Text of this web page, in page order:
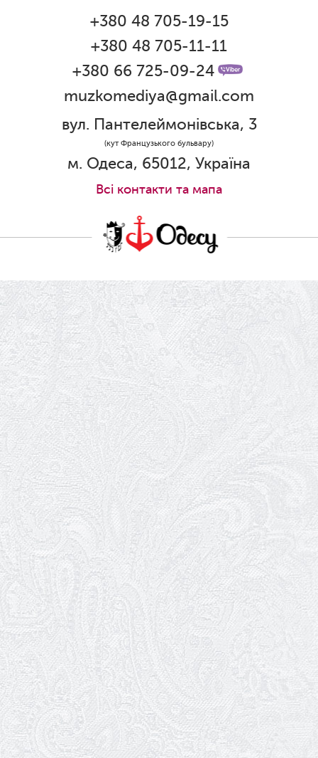
Дякуємо за свято!
Графік роботи каси 1 червня
Ювілей Олени Редько
Ювілей Станіслава Зайцева
18.05.2026
Шукаємо інженерів і техніків
17.05.2026
Ювілей Валентини Бородіної
13.05.2026
Конкурс на заміщення вакантних
посад
12.05.2026
Ювілей Світлани Коцюренко
10.05.2026
Онлайн-трансляція концерту «Хто
кого?»
09.05.2026
Ювілей Олександра Ланге
08.05.2026
Відновлення мюзиклу «Ханум»
06.05.2026
Вітаємо з прем'єрою у виставі «Два
кольори однієї долі» Катерину Мись!
26.04.2026
З першою прем'єрою 2026 року!
25.04.2026
+380 48 705-19-15
+380 48 705-11-11
+380 66 725-09-24
muzkomediya@gmail.com
вул. Пантелеймонівська, 3
(кут Французького бульвару)
м. Одеса, 65012, Україна
Всi контакти та мапа